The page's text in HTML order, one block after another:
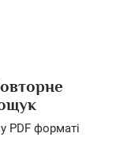
PDF форматі